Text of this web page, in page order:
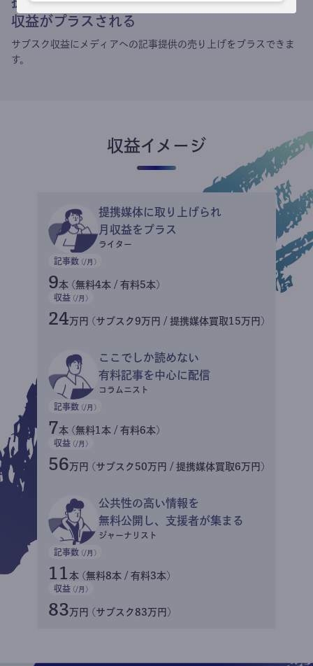
収益がプラスされる
サブスク収益にメディアへの記事提供の売り上げをプラスできま
す。
収益イメージ
提携媒体に取り上げられ
月収益をプラス
ライター
記事数 (/月)
9本 (無料4本 / 有料5本)
収益 (/月)
24万円 (サブスク9万円 / 提携媒体買取15万円)
ここでしか読めない
有料記事を中心に配信
コラムニスト
記事数 (/月)
7本 (無料1本 / 有料6本)
収益 (/月)
56万円 (サブスク50万円 / 提携媒体買取6万円)
公共性の高い情報を
無料公開し、支援者が集まる
ジャーナリスト
記事数 (/月)
11 本 (無料8本 / 有料3本)
収益 (/月)
83万円 (サブスク83万円)